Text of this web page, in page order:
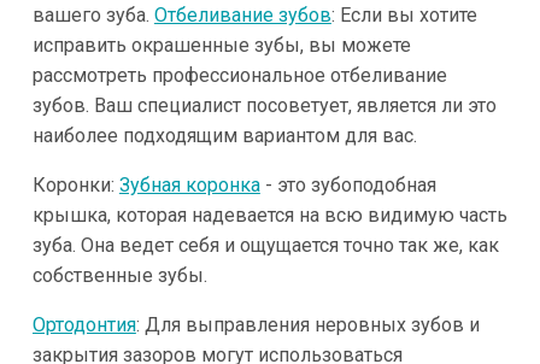
вашего зуба. Отбеливание зубов: Если вы хотите
исправить окрашенные зубы, вы можете
рассмотреть профессиональное отбеливание
зубов. Ваш специалист посоветует, является ли это
наиболее подходящим вариантом для вас.
Коронки: Зубная коронка- это зубоподобная
крышка, которая надевается на всю видимую часть
зуба. Она ведет себя и ощущается точно так же, как
собственные зубы.
Ортодонтия: Для выправления неровных зубов и
закрытия зазоров могут использоваться